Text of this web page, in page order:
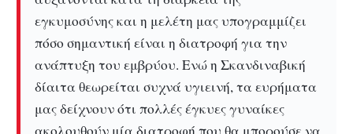
εγκυμοσύνης και η μελέτη μας υπογραμμίζει
πόσο σημαντική είναι η διατροφή για την
ανάπτυξη του εμβρύου. Ενώ η Σκανδιναβική
δίαιτα θεωρείται συχνά υγιεινή, τα ευρήματα
μας δείχνουν ότι πολλές έγκυες γυναίκες
ακολουθούν μία διατροφή που θα μπορούσε να